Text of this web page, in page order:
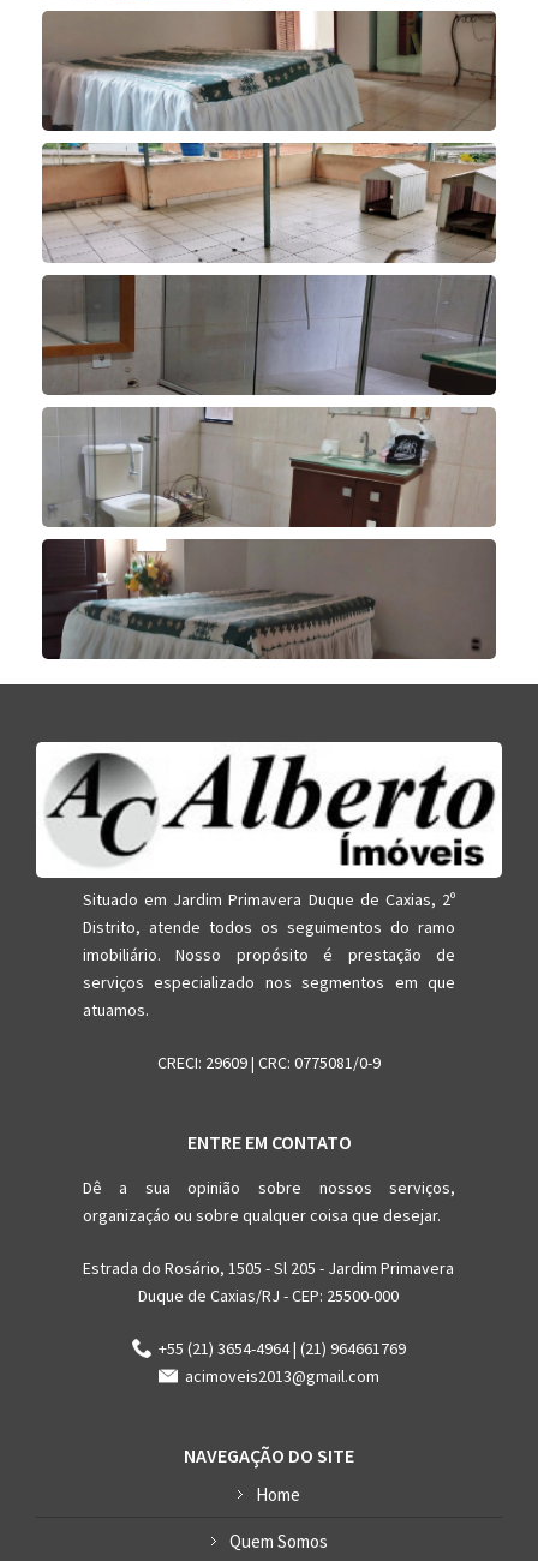
Situado em Jardim Primavera Duque de Caxias, 2º
Distrito, atende todos os seguimentos do ramo
imobiliário. Nosso propósito é prestação de
serviços especializado nos segmentos em que
atuamos.
CRECI: 29609 | CRC: 0775081/0-9
ENTRE EM CONTATO
Dê a sua opinião sobre nossos serviços,
organizaçáo ou sobre qualquer coisa que desejar.
Estrada do Rosário, 1505 - Sl 205 - Jardim Primavera
Duque de Caxias/RJ - CEP: 25500-000
+55 (21) 3654-4964 | (21) 964661769
acimoveis2013@gmail.com
NAVEGAÇÃO DO SITE
Home
Quem Somos